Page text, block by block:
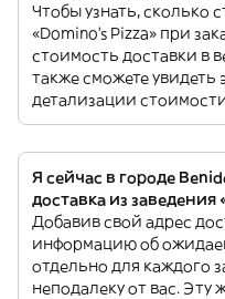
Чтобы узнать, сколько
«Domino's Pizza» при
стоимость доставки в
также сможете
детализации
Я сейчас в городе
доставка из заведения
Добавив свой адрес
информацию об
отдельно для каждого
неподалеку от вас.